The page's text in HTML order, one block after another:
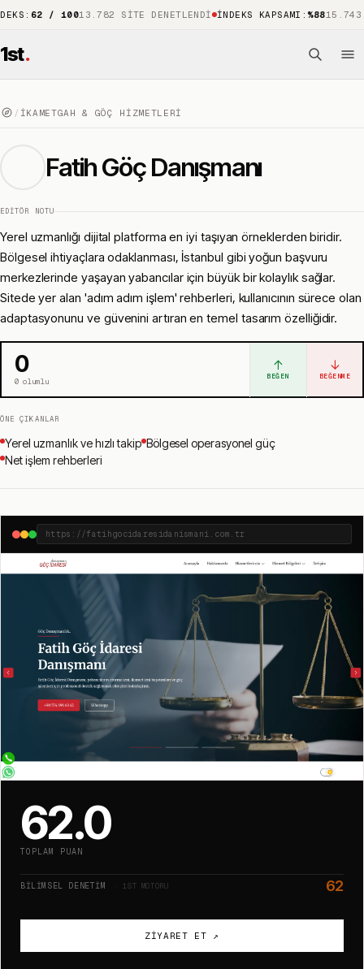
/ 100 13.782 SITE DENETLENDI İNDEKS KAPSAMI:%8815.743 ÖNE
1st.
/ İKAMETGAH & GÖÇ HIZMETLERI
Fatih Göç Danışmanı
EDITÖR NOTU
Yerel uzmanlığı dijital platforma en iyi taşıyan örneklerden biridir.
Bölgesel ihtiyaçlara odaklanması, İstanbul gibi yoğun başvuru
merkezlerinde yaşayan yabancılar için büyük bir kolaylık sağlar.
Sitede yer alan 'adım adım işlem' rehberleri, kullanıcının sürece olan
adaptasyonunu ve güvenini artıran en temel tasarım özelliğidir.
0
0olumlu
↑
BEĞEN
↓
BEĞENME
ÖNE ÇIKANLAR
Yerel uzmanlık ve hızlı takip Bölgesel operasyonel güç
Net işlem rehberleri
https://fatihgocidaresidanismani.com.tr
62.0
TOPLAM PUAN
BILIMSEL DENETIM · 1ST MOTORU 62
ZIYARET ET ↗